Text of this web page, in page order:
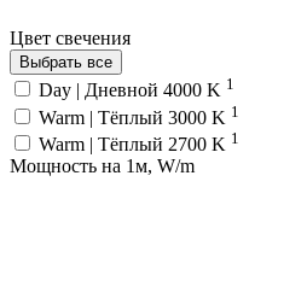
Цвет свечения
Выбрать все
Day | Дневной 4000 K 1
Warm | Тёплый 3000 K 1
Warm | Тёплый 2700 K 1
Мощность на 1м, W/m